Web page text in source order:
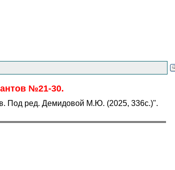
№21-30.
Под ред. Демидовой М.Ю. (2025, 336с.)".